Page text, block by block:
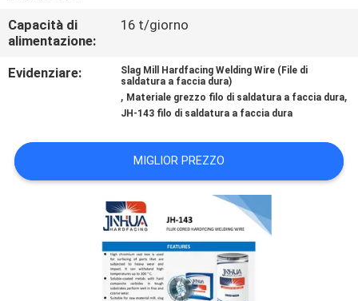
NOTIZIE
CITAZIONE
Capacità di
alimentazione:
16 t/giorno
Evidenziare:
Slag Mill Hardfacing Welding Wire (File di
saldatura a faccia dura)
, Materiale grezzo filo di saldatura a faccia dura,
JH-143 filo di saldatura a faccia dura
MIGLIOR PREZZO